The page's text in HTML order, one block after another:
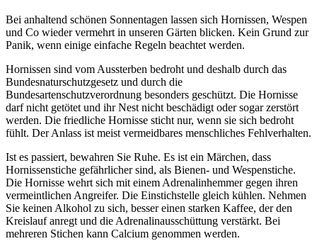
Bei anhaltend schönen Sonnentagen lassen sich Hornissen, Wespen
und Co wieder vermehrt in unseren Gärten blicken. Kein Grund zur
Panik, wenn einige einfache Regeln beachtet werden.
Hornissen sind vom Aussterben bedroht und deshalb durch das
Bundesnaturschutzgesetz und durch die
Bundesartenschutzverordnung besonders geschützt. Die Hornisse
darf nicht getötet und ihr Nest nicht beschädigt oder sogar zerstört
werden. Die friedliche Hornisse sticht nur, wenn sie sich bedroht
fühlt. Der Anlass ist meist vermeidbares menschliches Fehlverhalten.
Ist es passiert, bewahren Sie Ruhe. Es ist ein Märchen, dass
Hornissenstiche gefährlicher sind, als Bienen- und Wespenstiche.
Die Hornisse wehrt sich mit einem Adrenalinhemmer gegen ihren
vermeintlichen Angreifer. Die Einstichstelle gleich kühlen. Nehmen
Sie keinen Alkohol zu sich, besser einen starken Kaffee, der den
Kreislauf anregt und die Adrenalinausschüttung verstärkt. Bei
mehreren Stichen kann Calcium genommen werden.